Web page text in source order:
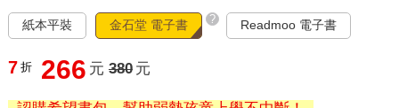
紙本平裝 金石堂 電子書 ? Readmoo 電子書
7 折 266 元 380 元